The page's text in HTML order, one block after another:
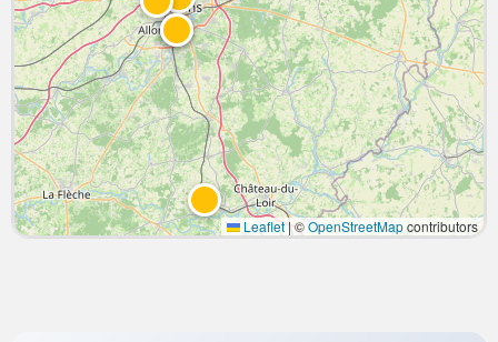
Leaflet|©OpenStreetMapcontributors